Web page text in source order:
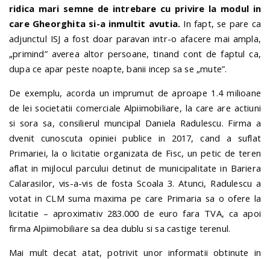
ridica mari semne de intrebare cu privire la modul in
care Gheorghita si-a inmultit avutia. In fapt, se pare ca
adjunctul ISJ a fost doar paravan intr-o afacere mai ampla,
„primind” averea altor persoane, tinand cont de faptul ca,
dupa ce apar peste noapte, banii incep sa se „mute”.
De exemplu, acorda un imprumut de aproape 1.4 milioane
de lei societatii comerciale Alpiimobiliare, la care are actiuni
si sora sa, consilierul muncipal Daniela Radulescu. Firma a
dvenit cunoscuta opiniei publice in 2017, cand a suflat
Primariei, la o licitatie organizata de Fisc, un petic de teren
aflat in mijlocul parcului detinut de municipalitate in Bariera
Calarasilor, vis-a-vis de fosta Scoala 3. Atunci, Radulescu a
votat in CLM suma maxima pe care Primaria sa o ofere la
licitatie – aproximativ 283.000 de euro fara TVA, ca apoi
firma Alpiimobiliare sa dea dublu si sa castige terenul.
Mai mult decat atat, potrivit unor informatii obtinute in